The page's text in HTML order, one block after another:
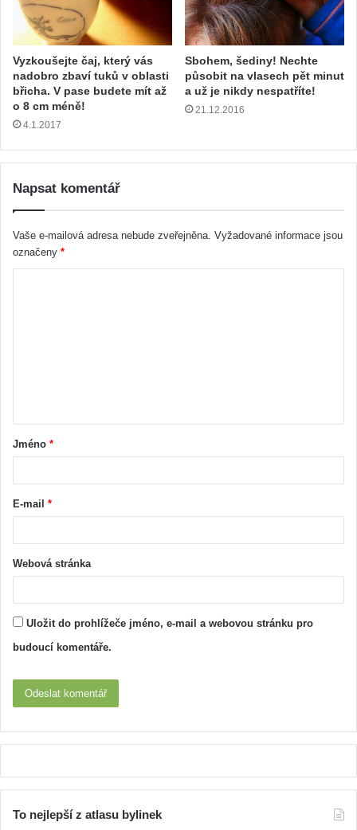
Vyzkoušejte čaj, který vás
nadobro zbaví tuků v oblasti
břicha. V pase budete mít až
o 8 cm méně!
4.1.2017
Sbohem, šediny! Nechte
působit na vlasech pět minut
a už je nikdy nespatříte!
21.12.2016
Napsat komentář
Vaše e-mailová adresa nebude zveřejněna. Vyžadované informace jsou
označeny *
Jméno *
E-mail *
Webová stránka
Uložit do prohlížeče jméno, e-mail a webovou stránku pro
budoucí komentáře.
To nejlepší z atlasu bylinek